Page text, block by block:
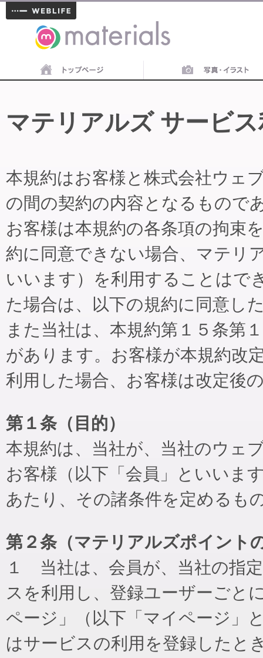
materials
マテリアルズ サービ
本規約はお客様と株式会社ウェ
の間の契約の内容となるもので
お客様は本規約の各条項の拘束
約に同意できない場合、マテリ
いいます）を利用することはで
た場合は、以下の規約に同意し
また当社は、本規約第１５条第
があります。お客様が本規約改
利用した場合、お客様は改定後
第１条（目的）
本規約は、当社が、当社のウェ
お客様（以下「会員」といいま
あたり、その諸条件を定めるも
第２条（マテリアルズポイント
１ 当社は、会員が、当社の指
スを利用し、登録ユーザーごと
ページ」（以下「マイページ」
はサービスの利用を登録したと